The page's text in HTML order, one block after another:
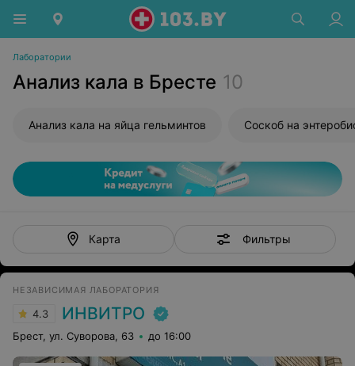
Лаборатории
Анализ кала в Бресте 10
Анализ кала на яйца гельминтов Соскоб на
Карта Фильтры
НЕЗАВИСИМАЯ ЛАБОРАТОРИЯ
4.3 ИНВИТРО
Брест, ул. Суворова, 63 до 16:00